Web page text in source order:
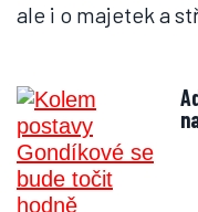
ale i o majetek a